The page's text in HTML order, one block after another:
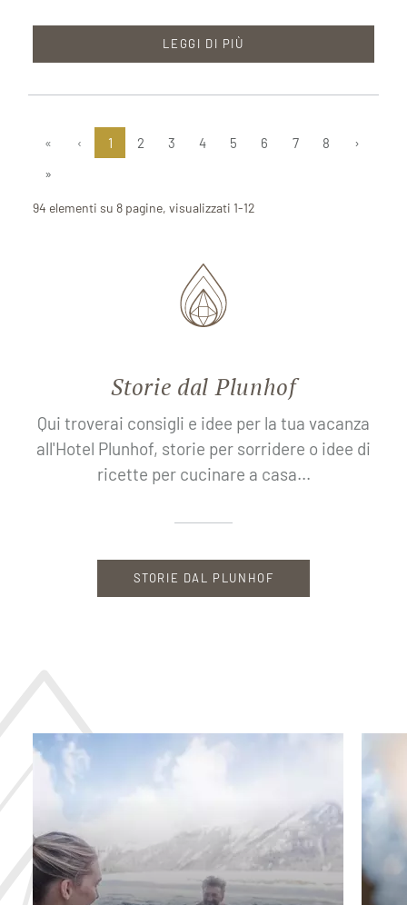
LEGGI DI PIÙ
« ‹ 1 2 3 4 5 6 7 8
›
»
94 elementi su 8 pagine, visualizzati 1-12
Storie dal Plunhof
Qui troverai consigli e idee per la tua vacanza
all'Hotel Plunhof, storie per sorridere o idee di
ricette per cucinare a casa...
STORIE DAL PLUNHOF